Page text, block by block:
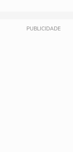
PUBLICIDADE